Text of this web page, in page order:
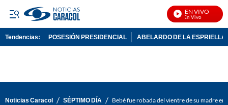
EN VIVO
Tendencias: POSESIÓN PRESIDENCIAL ABELARDO DE LA ESPRIELLA
Noticias Caracol / SÉPTIMO DÍA / Bebé fue robada del vientre de su madre